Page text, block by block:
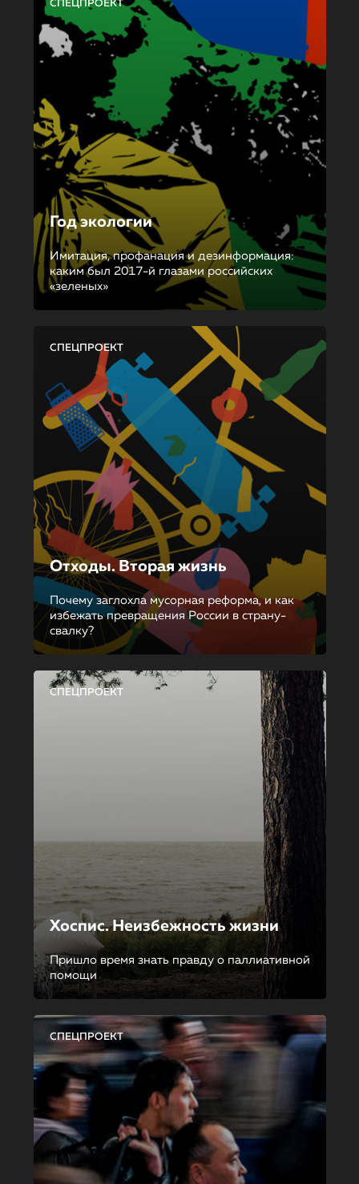
СПЕЦПРОЕКТ
Год экологии
Имитация, профанация и дезинформация:
каким был 2017-й глазами российских
«зеленых»
СПЕЦПРОЕКТ
Отходы. Вторая жизнь
Почему заглохла мусорная реформа, и как
избежать превращения России в страну-
свалку?
СПЕЦПРОЕКТ
Хоспис. Неизбежность жизни
Пришло время знать правду о паллиативной
помощи
СПЕЦПРОЕКТ